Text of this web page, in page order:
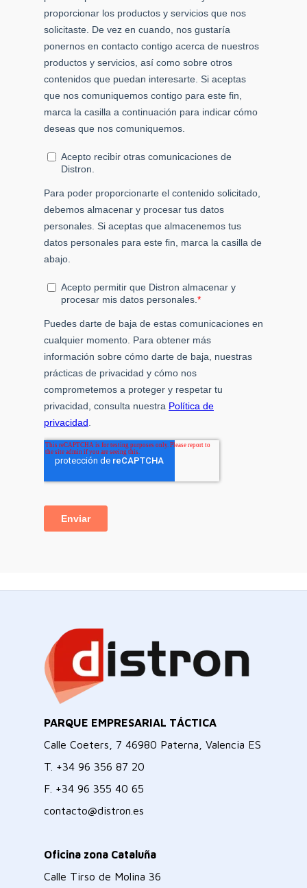
PARQUE EMPRESARIAL TÁCTICA
Calle Coeters, 7 46980 Paterna, Valencia ES
T. +34 96 356 87 20
F. +34 96 355 40 65
contacto@distron.es
Oficina zona Cataluña
Calle Tirso de Molina 36